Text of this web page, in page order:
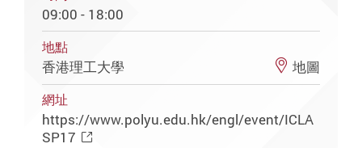
09:00 - 18:00
地點
香港理工大學 地圖
網址
https://www.polyu.edu.hk/engl/event/ICLA
SP17